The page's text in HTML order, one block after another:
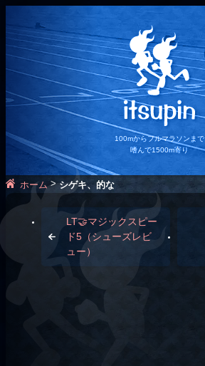
100mからフルマラソンまで
嗜んで1500m寄り
ホーム>シゲキ、的な
LT🤝マジックスピー
ド5（シューズレビ
ュー）